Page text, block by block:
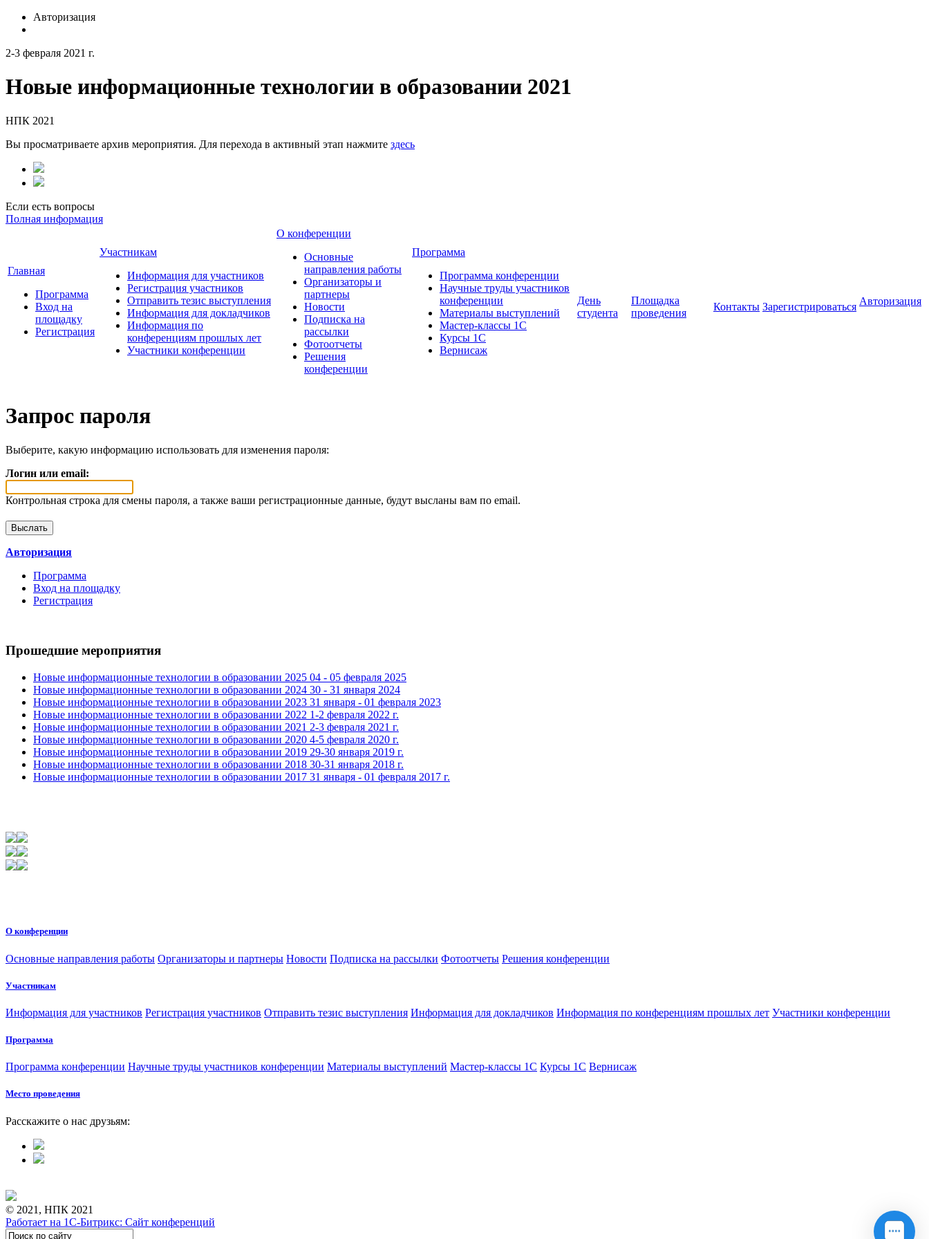
Авторизация
2-3 февраля 2021 г.
Новые информационные технологии в образовании 2021
НПК 2021
Вы просматриваете архив мероприятия. Для перехода в активный этап нажмите здесь
Если есть вопросы
Полная информация
Главная
Программа
Вход на
площадку
Регистрация
Участникам
Информация для участников
Регистрация участников
Отправить тезис выступления
Информация для докладчиков
Информация по
конференциям прошлых лет
Участники конференции
О конференции
Основные
направления работы
Организаторы и
партнеры
Новости
Подписка на
рассылки
Фотоотчеты
Решения
конференции
Программа
Программа конференции
Научные труды участников
конференции
Материалы выступлений
Мастер-классы 1С
Курсы 1С
Вернисаж
День
студента
Площадка
проведения
Контакты Зарегистрироваться Авторизация
Запрос пароля
Выберите, какую информацию использовать для изменения пароля:
Логин или email:
Контрольная строка для смены пароля, а также ваши регистрационные данные, будут высланы вам по email.
Авторизация
Программа
Вход на площадку
Регистрация
Прошедшие мероприятия
Новые информационные технологии в образовании 2025 04 - 05 февраля 2025
Новые информационные технологии в образовании 2024 30 - 31 января 2024
Новые информационные технологии в образовании 2023 31 января - 01 февраля 2023
Новые информационные технологии в образовании 2022 1-2 февраля 2022 г.
Новые информационные технологии в образовании 2021 2-3 февраля 2021 г.
Новые информационные технологии в образовании 2020 4-5 февраля 2020 г.
Новые информационные технологии в образовании 2019 29-30 января 2019 г.
Новые информационные технологии в образовании 2018 30-31 января 2018 г.
Новые информационные технологии в образовании 2017 31 января - 01 февраля 2017 г.
О конференции
Основные направления работы Организаторы и партнеры Новости Подписка на рассылки Фотоотчеты Решения конференции
Участникам
Информация для участников Регистрация участников Отправить тезис выступления Информация для докладчиков Информация по конференциям прошлых лет Участники конференции
Программа
Программа конференции Научные труды участников конференции Материалы выступлений Мастер-классы 1С Курсы 1С Вернисаж
Место проведения
Расскажите о нас друзьям:
© 2021, НПК 2021
Работает на 1С-Битрикс: Сайт конференций